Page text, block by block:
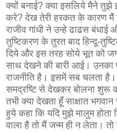
क्यों बनाई? क्या इसलिये मैने तुझे
करे? देख तेरी हरकत के कारण मैं
राजीव गांधी ने उन्हे ढाढस
तुष्टिकरण के तुरत बाद हिन्दू-
दिये और इस तरह सोये भूत को
साथ देखने की बारी आई। उनका
राजनीति है। इसमें सब चलता
समद्रष्टि से देखकर बोलना शुरू
तभी क्या देखता हूँ साक्षात
हुये कहा कि यदि मुझे मालुम
वाला है तो मैं जन्म ही न लेता।